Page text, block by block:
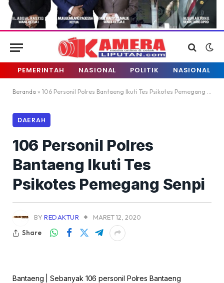
PEMERINTAH NASIONAL POLITIK NASIONAL
Beranda » 106 Personil Polres Bantaeng Ikuti Tes Psikotes Pemegang Senpi
DAERAH
106 Personil Polres
Bantaeng Ikuti Tes
Psikotes Pemegang Senpi
BY REDAKTUR
MARET 12, 2020
Share
Bantaeng | Sebanyak 106 personil Polres Bantaeng